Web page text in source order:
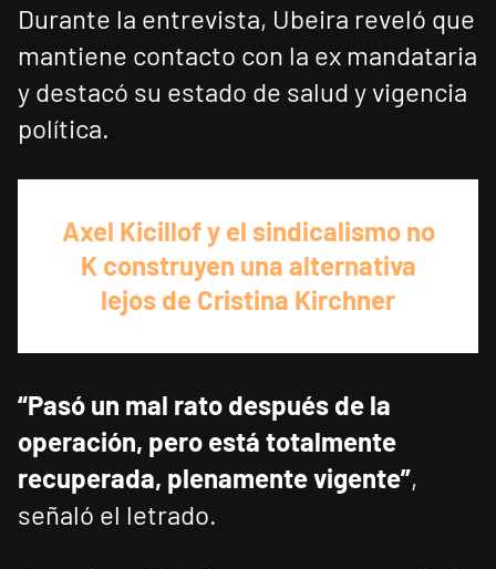
Durante la entrevista, Ubeira reveló que
mantiene contacto con la ex mandataria
y destacó su estado de salud y vigencia
política.
Axel Kicillof y el sindicalismo no
K construyen una alternativa
lejos de Cristina Kirchner
“Pasó un mal rato después de la
operación, pero está totalmente
recuperada, plenamente vigente”,
señaló el letrado.